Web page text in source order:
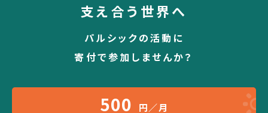
支え合う世界へ
パルシックの活動に
寄付で参加しませんか？
500 円／月